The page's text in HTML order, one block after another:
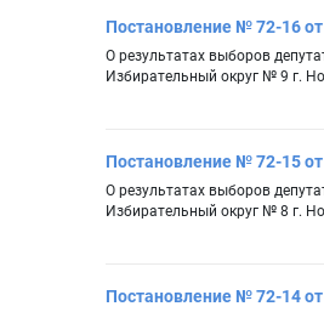
Постановление № 72-16
О результатах выборов
Избирательный округ № 9 г.
Постановление № 72-15
О результатах выборов
Избирательный округ № 8 г.
Постановление № 72-14